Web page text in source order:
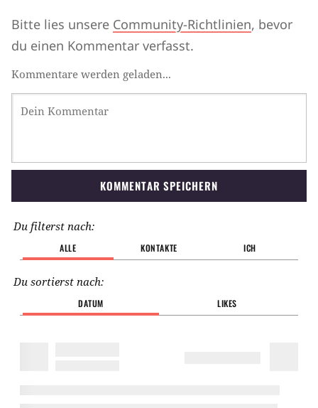
Bitte lies unsere Community-Richtlinien, bevor
du einen Kommentar verfasst.
Kommentare werden geladen...
KOMMENTAR SPEICHERN
Du filterst nach:
ALLE KONTAKTE ICH
Du sortierst nach:
DATUM LIKES